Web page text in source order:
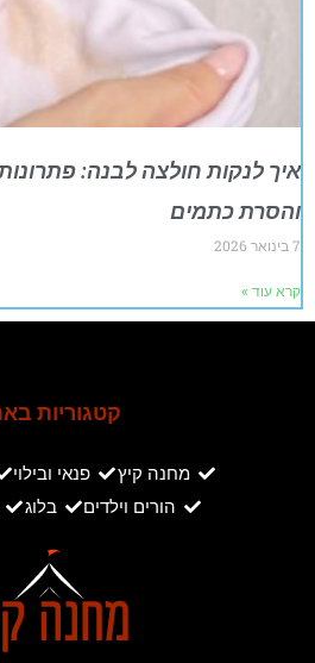
איך לנקות חולצה לבנה:
והסרת כתמים
7 בינואר 2026
קרא עוד »
קטגוריות
מחנה קיץ פנאי ובילוי
הורים וילדים
בלוג